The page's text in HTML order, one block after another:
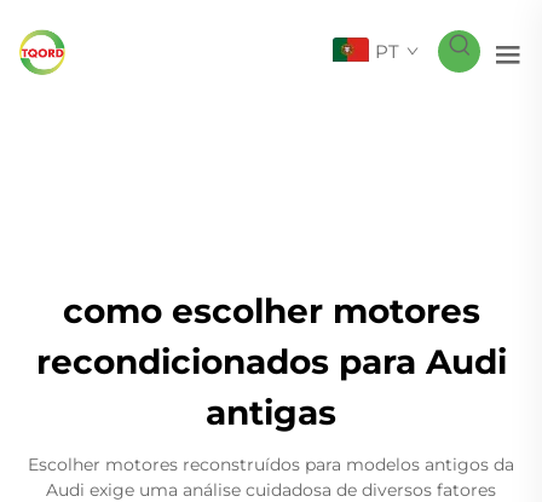
PT
como escolher motores
recondicionados para Audi
antigas
Escolher motores reconstruídos para modelos antigos da
Audi exige uma análise cuidadosa de diversos fatores